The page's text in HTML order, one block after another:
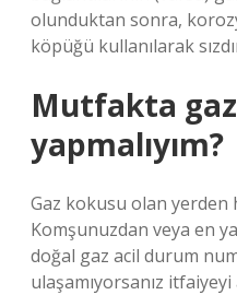
olunduktan sonra,
köpüğü kullanılarak
Mutfakta
yapmalıyım?
Gaz kokusu olan yerden
Komşunuzdan veya en
doğal gaz acil durum
ulaşamıyorsanız